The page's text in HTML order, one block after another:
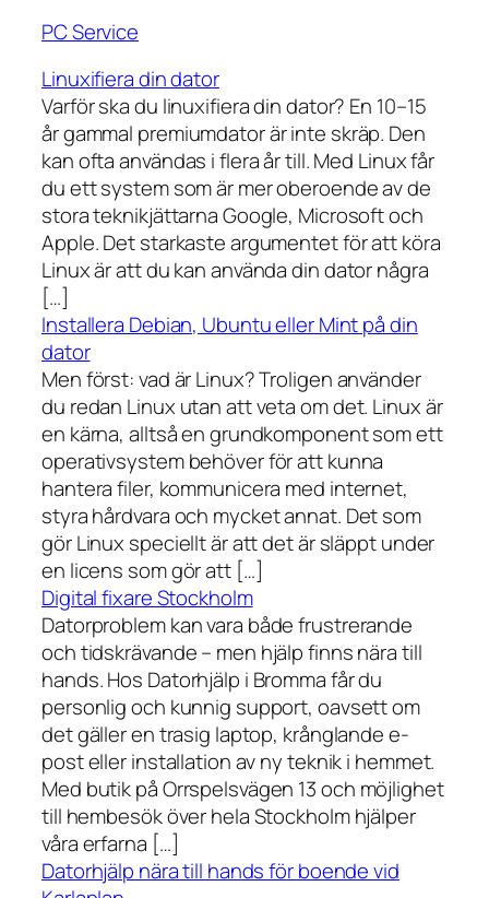
PC Service
Linuxifiera din dator
Varför ska du linuxifiera din dator? En 10–15
år gammal premiumdator är inte skräp. Den
kan ofta användas i flera år till. Med Linux får
du ett system som är mer oberoende av de
stora teknikjättarna Google, Microsoft och
Apple. Det starkaste argumentet för att köra
Linux är att du kan använda din dator några
[…]
Installera Debian, Ubuntu eller Mint på din
dator
Men först: vad är Linux? Troligen använder
du redan Linux utan att veta om det. Linux är
en kärna, alltså en grundkomponent som ett
operativsystem behöver för att kunna
hantera filer, kommunicera med internet,
styra hårdvara och mycket annat. Det som
gör Linux speciellt är att det är släppt under
en licens som gör att […]
Digital fixare Stockholm
Datorproblem kan vara både frustrerande
och tidskrävande – men hjälp finns nära till
hands. Hos Datorhjälp i Bromma får du
personlig och kunnig support, oavsett om
det gäller en trasig laptop, krånglande e-
post eller installation av ny teknik i hemmet.
Med butik på Orrspelsvägen 13 och möjlighet
till hembesök över hela Stockholm hjälper
våra erfarna […]
Datorhjälp nära till hands för boende vid